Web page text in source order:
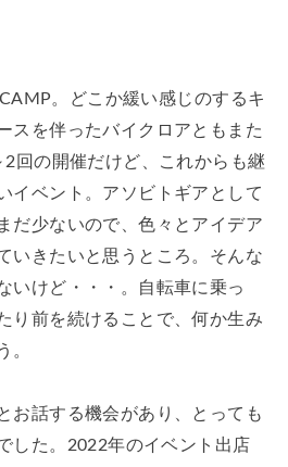
。どこか緩い感じのするキ
スを伴ったバイクロアともまた
回の開催だけど、これからも継
イベント。アソビトギアとして
だ少ないので、色々とアイデア
いきたいと思うところ。そんな
いけど・・・。自転車に乗っ
り前を続けることで、何か生み
。
お話する機会があり、とっても
した。2022年のイベント出店